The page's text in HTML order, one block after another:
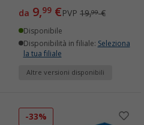
da 9,99 €PVP 19,99€
Disponibile
Disponibilità in filiale: Seleziona
la tua filiale
Altre versioni disponibili
-33%